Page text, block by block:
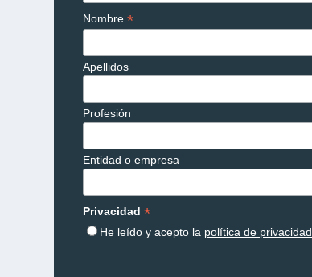
Nombre*
Apellidos
Profesión
Entidad o empresa
Privacidad*
He leído y acepto la política de privacidad